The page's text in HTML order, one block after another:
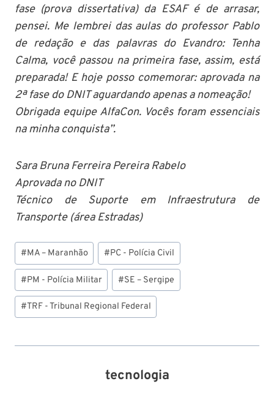
fase (prova dissertativa) da ESAF é de arrasar,
pensei. Me lembrei das aulas do professor Pablo
de redação e das palavras do Evandro: Tenha
Calma, você passou na primeira fase, assim, está
preparada! E hoje posso comemorar: aprovada na
2ª fase do DNIT aguardando apenas a nomeação!
Obrigada equipe AlfaCon. Vocês foram essenciais
na minha conquista”.
Sara Bruna Ferreira Pereira Rabelo
Aprovada no DNIT
Técnico de Suporte em Infraestrutura de
Transporte (área Estradas)
Tags
do
Post:
#MA – Maranhão #PC - Polícia Civil
#PM - Polícia Militar #SE – Sergipe
#TRF - Tribunal Regional Federal
tecnologia